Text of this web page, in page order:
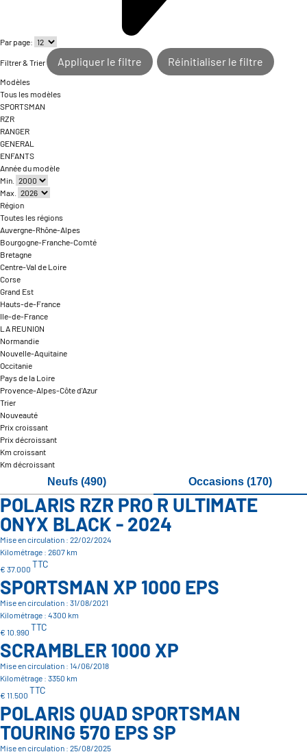
Par page:
Filtrer & Trier Appliquer le filtre Réinitialiser le filtre
Modèles
Tous les modèles
SPORTSMAN
RZR
RANGER
GENERAL
ENFANTS
Année du modèle
Min.
Max.
Région
Toutes les régions
Auvergne-Rhône-Alpes
Bourgogne-Franche-Comté
Bretagne
Centre-Val de Loire
Corse
Grand Est
Hauts-de-France
Ile-de-France
LA REUNION
Normandie
Nouvelle-Aquitaine
Occitanie
Pays de la Loire
Provence-Alpes-Côte d'Azur
Trier
Nouveauté
Prix croissant
Prix décroissant
Km croissant
Km décroissant
Neufs (490) Occasions (170)
POLARIS RZR PRO R ULTIMATE
ONYX BLACK - 2024
Mise en circulation : 22/02/2024
Kilométrage : 2607 km
€ 37.000 TTC
SPORTSMAN XP 1000 EPS
Mise en circulation : 31/08/2021
Kilométrage : 4300 km
€ 10.990 TTC
SCRAMBLER 1000 XP
Mise en circulation : 14/06/2018
Kilométrage : 3350 km
€ 11.500 TTC
POLARIS QUAD SPORTSMAN
TOURING 570 EPS SP
Mise en circulation : 25/08/2025